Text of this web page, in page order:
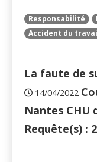
Responsabilité
Accident du
La faute de
14/04/2022
Nantes CHU
Requête(s) :